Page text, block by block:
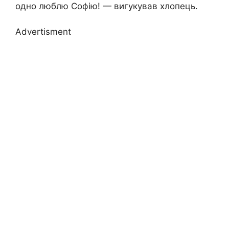
одно люблю Софію! — вигукував хлопець.
Advertisment